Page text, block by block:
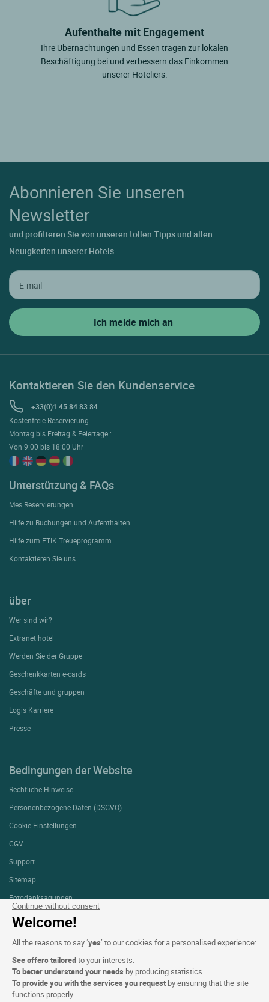
Continue without consent
Welcome!
All the reasons to say ‘yes’ to our cookies for a personalised experience:
See offers tailoredto your interests.
To better understand your needs by producing statistics.
To provide you with the services you request by ensuring that the site
functions properly.
Aufenthalte mit Engagement
Ihre Übernachtungen und Essen tragen zur lokalen
Beschäftigung bei und verbessern das Einkommen
unserer Hoteliers.
Abonnieren Sie unseren
Newsletter
und profitieren Sie von unseren tollen Tipps und allen
Neuigkeiten unserer Hotels.
Kontaktieren Sie den Kundenservice
+33(0)1 45 84 83 84
Kostenfreie Reservierung
Montag bis Freitag & Feiertage :
Von 9:00 bis 18:00 Uhr
Unterstützung & FAQs
Mes Reservierungen
Hilfe zu Buchungen und Aufenthalten
Hilfe zum ETIK Treueprogramm
Kontaktieren Sie uns
über
Wer sind wir?
Extranet hotel
Werden Sie der Gruppe
Geschenkkarten e-cards
Geschäfte und gruppen
Logis Karriere
Presse
Bedingungen der Website
Rechtliche Hinweise
Personenbezogene Daten (DSGVO)
Cookie-Einstellungen
CGV
Support
Sitemap
Fotodanksagungen
FOLGEN SIE UNS